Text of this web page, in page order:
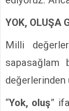
YOK, OLUŞA
Milli
değerlerinden
“Yok, oluş”